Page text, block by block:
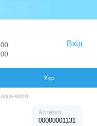
Вхід
Укр
Aqua-World
Артикул
00000001131